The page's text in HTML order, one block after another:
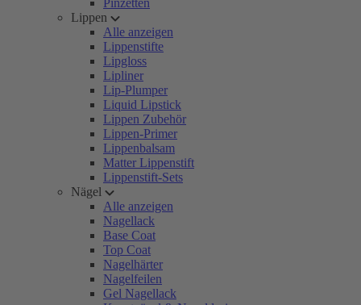
Pinzetten
Lippen
Alle anzeigen
Lippenstifte
Lipgloss
Lipliner
Lip-Plumper
Liquid Lipstick
Lippen Zubehör
Lippen-Primer
Lippenbalsam
Matter Lippenstift
Lippenstift-Sets
Nägel
Alle anzeigen
Nagellack
Base Coat
Top Coat
Nagelhärter
Nagelfeilen
Gel Nagellack